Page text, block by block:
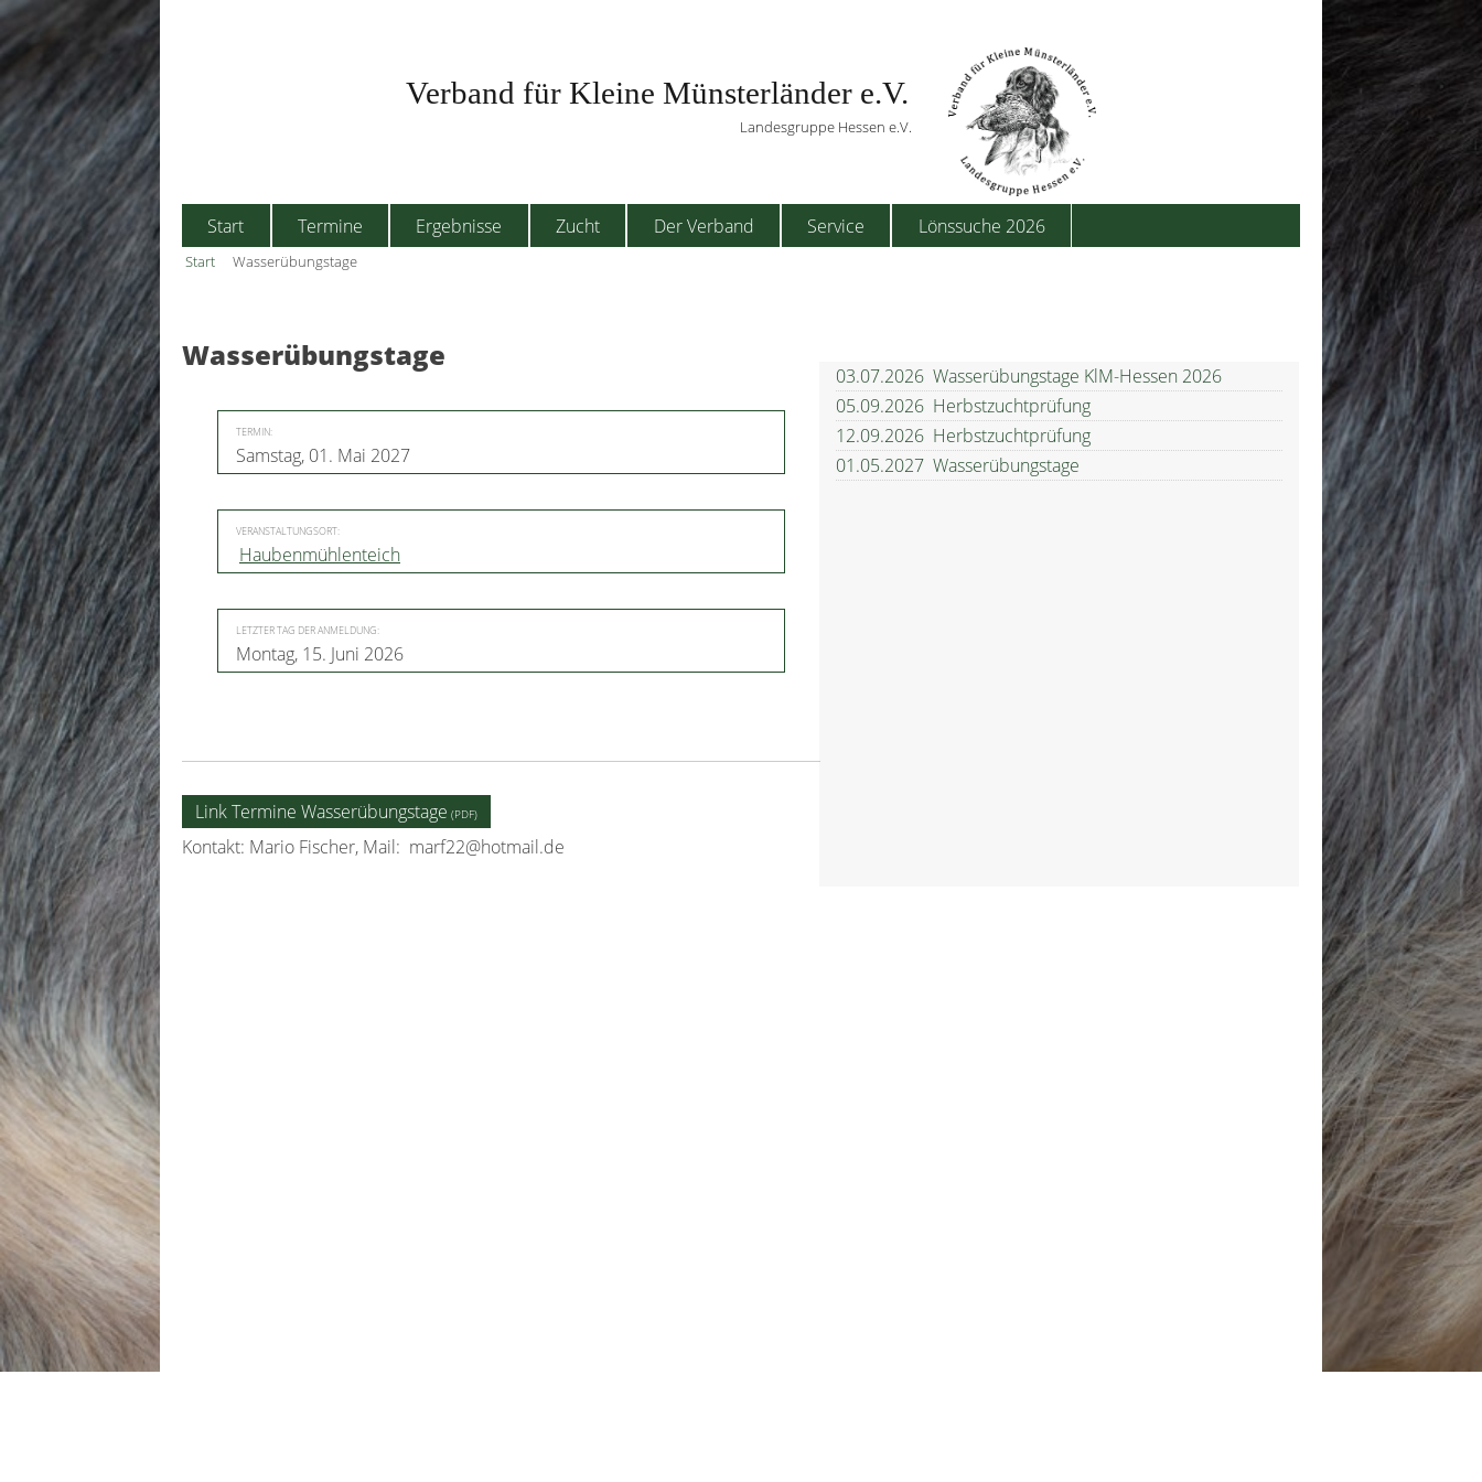
Verband für Kleine Münsterländer e.V.
Landesgruppe Hessen e.V.
Start Termine Ergebnisse Zucht Der Verband Service Lönssuche 2026
Start Wasserübungstage
Wasserübungstage
TERMIN:
Samstag, 01. Mai 2027
VERANSTALTUNGSORT:
Haubenmühlenteich
LETZTER TAG DER ANMELDUNG:
Montag, 15. Juni 2026
Link Termine Wasserübungstage
Kontakt: Mario Fischer, Mail: marf22@hotmail.de
03.07.2026 Wasserübungstage KlM-Hessen 2026
05.09.2026 Herbstzuchtprüfung
12.09.2026 Herbstzuchtprüfung
01.05.2027 Wasserübungstage